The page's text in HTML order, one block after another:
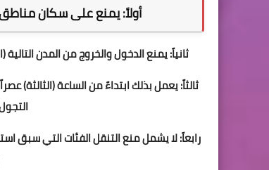
أولاً: يمنع على سكان
ثانياً: يمنع الدخول والخروج من المدن
التجول
رابعاً: لا يشمل منع التنقل الفئات التي سبق